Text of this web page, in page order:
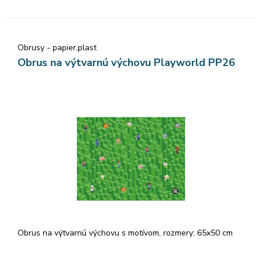
Obrusy - papier,plast
Obrus na výtvarnú výchovu Playworld PP26
Obrus na výtvarnú výchovu s motívom, rozmery: 65x50 cm